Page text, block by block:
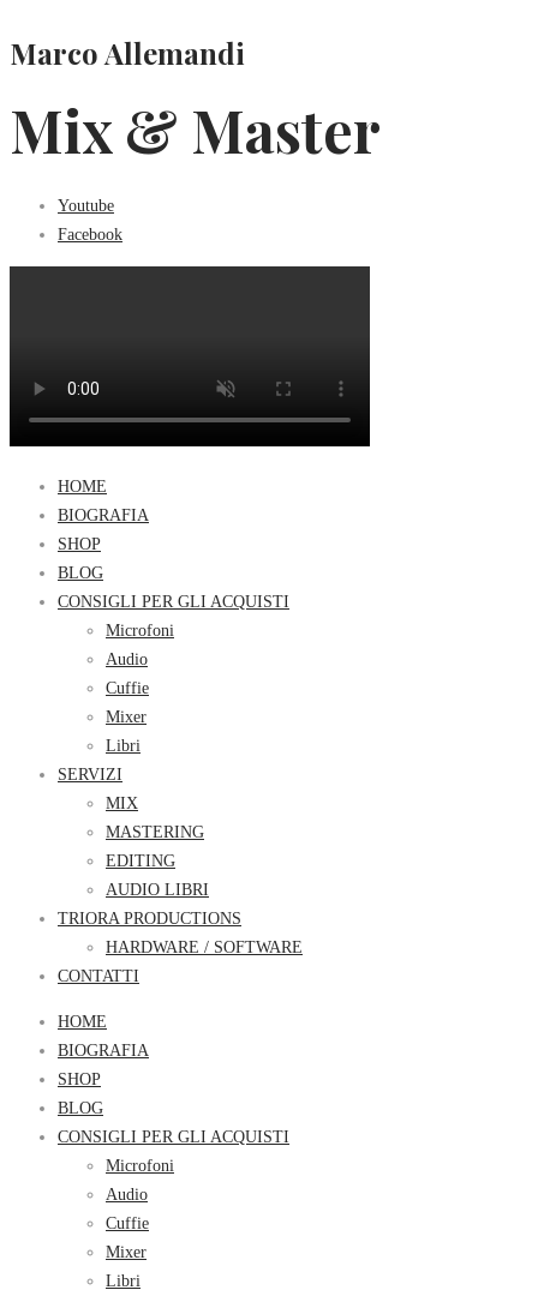
Marco Allemandi
Mix & Master
Youtube
Facebook
HOME
BIOGRAFIA
SHOP
BLOG
CONSIGLI PER GLI ACQUISTI
Microfoni
Audio
Cuffie
Mixer
Libri
SERVIZI
MIX
MASTERING
EDITING
AUDIO LIBRI
TRIORA PRODUCTIONS
HARDWARE / SOFTWARE
CONTATTI
HOME
BIOGRAFIA
SHOP
BLOG
CONSIGLI PER GLI ACQUISTI
Microfoni
Audio
Cuffie
Mixer
Libri